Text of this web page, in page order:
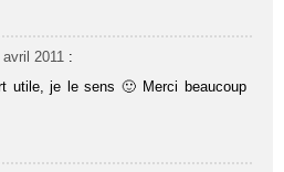
avril 2011 :
utile, je le sens 🙂 Merci beaucoup